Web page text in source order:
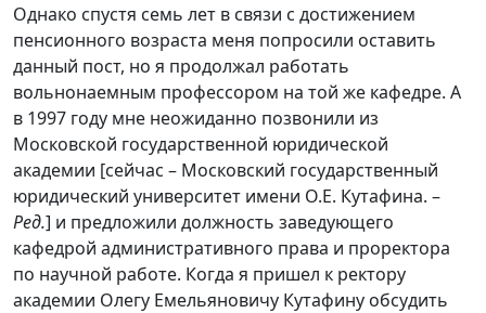
Однако спустя семь лет в связи с достижением
пенсионного возраста меня попросили оставить
данный пост, но я продолжал работать
вольнонаемным профессором на той же кафедре. А
в 1997 году мне неожиданно позвонили из
Московской государственной юридической
академии [сейчас – Московский государственный
юридический университет имени О.Е. Кутафина. –
Ред.] и предложили должность заведующего
кафедрой административного права и проректора
по научной работе. Когда я пришел к ректору
академии Олегу Емельяновичу Кутафину обсудить